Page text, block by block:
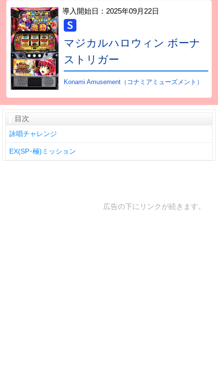
導入開始日： 2025年09月22日
マジカルハロウィン ボーナ
ストリガー
Konami Amusement（コナミアミューズメント）
目次
詠唱チャレンジ
EX(SP･極)ミッション
広告の下にリンクが続きます。